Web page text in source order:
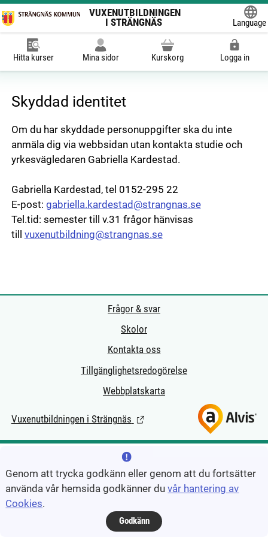
VUXENUTBILDNINGEN
I STRÄNGNÄS
Language
Hitta kurser Mina sidor Kurskorg Logga in
Skyddad identitet
Om du har skyddade personuppgifter ska du inte
anmäla dig via webbsidan utan kontakta studie och
yrkesvägledaren Gabriella Kardestad.
Gabriella Kardestad, tel 0152-295 22
E-post: gabriella.kardestad@strangnas.se
Tel.tid: semester till v.31 frågor hänvisas
till vuxenutbildning@strangnas.se
Frågor & svar
Skolor
Kontakta oss
Tillgänglighetsredogörelse
Webbplatskarta
Vuxenutbildningen i Strängnäs (Länk till extern sida.)
Genom att trycka godkänn eller genom att du fortsätter
använda vår hemsida godkänner duvår hantering av
Cookies.
Godkänn